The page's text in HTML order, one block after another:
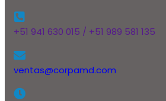
+51 941 630 015 / +51 989 581 135
ventas@corpamd.com